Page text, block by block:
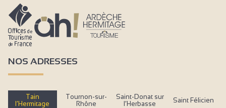
NOS ADRESSES
Tain
l’Hermitage
Tournon-sur-
Rhône
Saint-Donat sur
l’Herbasse
Saint Félicien